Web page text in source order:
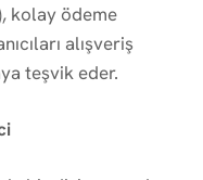
kolay ödeme
alışveriş
teşvik eder.